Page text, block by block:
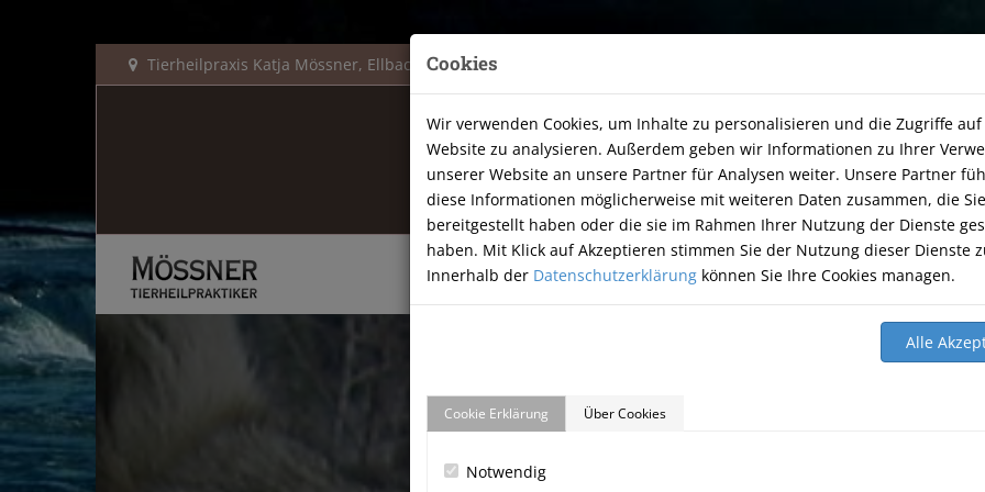
Cookies
Wir verwenden Cookies, um Inhalte zu personalisieren und die Zugriffe
Website zu analysieren. Außerdem geben wir Informationen zu Ihrer
unserer Website an unsere Partner für Analysen weiter. Unsere Partner
diese Informationen möglicherweise mit weiteren Daten zusammen, die
bereitgestellt haben oder die sie im Rahmen Ihrer Nutzung der Dienste
haben. Mit Klick auf Akzeptieren stimmen Sie der Nutzung dieser Dienste
Innerhalb der Datenschutzerklärung können Sie Ihre Cookies managen.
Cookie Erklärung Über Cookies
Notwendig
Tierheilpraxis Katja Mössner, Ellbachstraße 11, 74251 Lehrensteinsfeld
Info Öffnunsgzeiten
Am Freitag den 07.08.2026 haben wir geschlossen.
HOME THERAPIE ÜBER UNS TIERNAHRUNG